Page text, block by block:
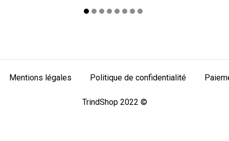
Mentions légales Politique de confidentialité
TrindShop 2022 ©